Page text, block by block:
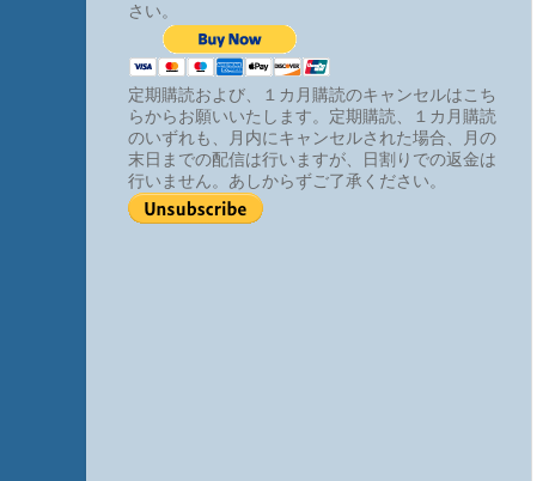
さい。
定期購読および、１カ月購読のキャンセルはこち
らからお願いいたします。定期購読、１カ月購読
のいずれも、月内にキャンセルされた場合、月の
末日までの配信は行いますが、日割りでの返金は
行いません。あしからずご了承ください。